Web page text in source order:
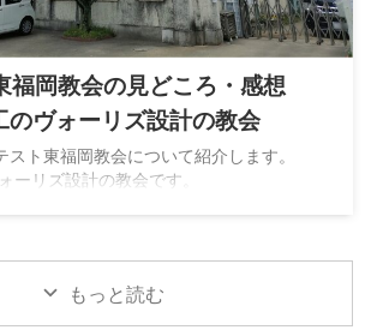
福岡教会の見どころ・感想
ヴォーリズ設計の教会
ト東福岡教会について紹介します。
ーリズ設計の教会です。
もっと読む